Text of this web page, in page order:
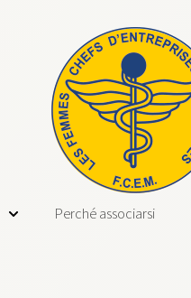
Perché associarsi